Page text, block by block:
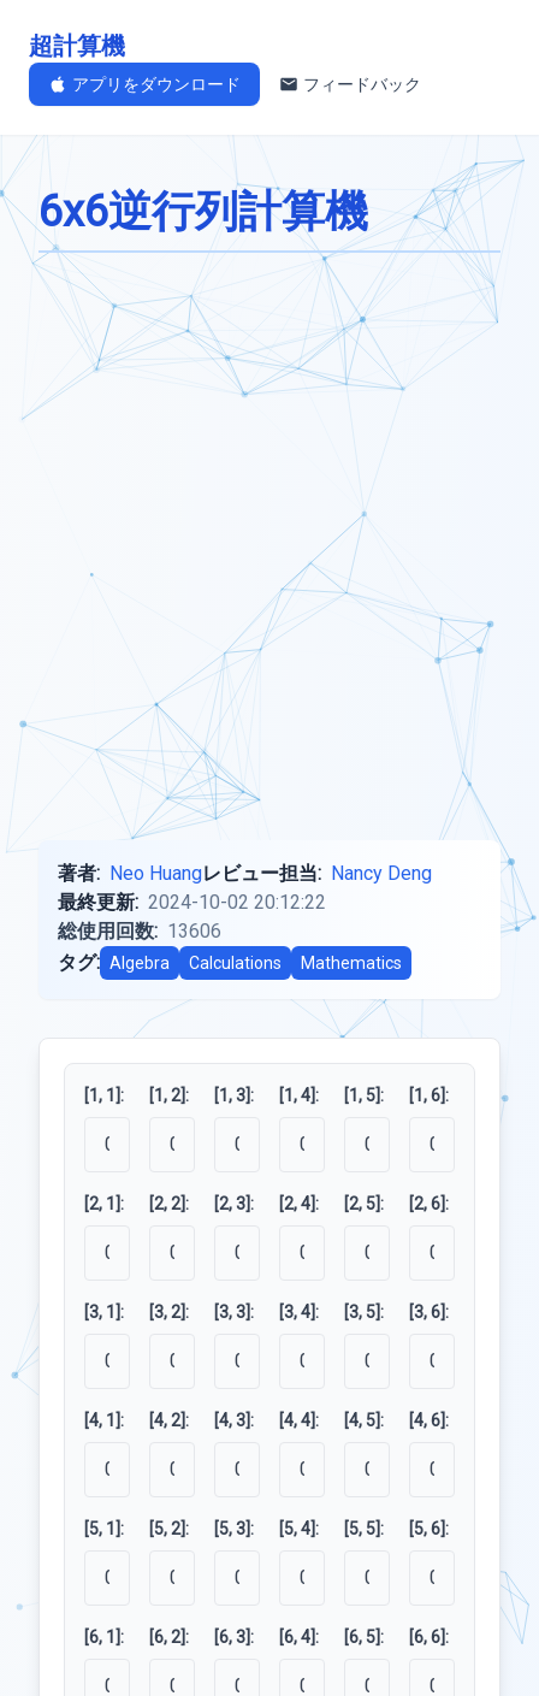
超計算機
アプリをダウンロード フィードバック
6x6逆行列計算機
著者: Neo Huangレビュー担当: Nancy Deng
最終更新: 2024-10-02 20:12:22
総使用回数: 13606
タグ: Algebra Calculations Mathematics
[1, 1]: [1, 2]: [1, 3]: [1, 4]: [1, 5]: [1, 6]:
[2, 1]: [2, 2]: [2, 3]: [2, 4]: [2, 5]: [2, 6]:
[3, 1]: [3, 2]: [3, 3]: [3, 4]: [3, 5]: [3, 6]:
[4, 1]: [4, 2]: [4, 3]: [4, 4]: [4, 5]: [4, 6]:
[5, 1]: [5, 2]: [5, 3]: [5, 4]: [5, 5]: [5, 6]:
[6, 1]: [6, 2]: [6, 3]: [6, 4]: [6, 5]: [6, 6]: